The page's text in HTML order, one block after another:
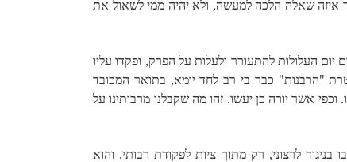
איזה שאלה הלכה למעשה, ולא יהיה ממי לשאול את
העלולות להתעורר ולעלות על הפרק, ופקדו עליו
"הרבנות" כבר בי רב לחד יומא, בתואר המכובד
אשר יורה כן יעשו. זהו מה שקבלנו מרבותינו על
לרצוני, רק מתוך ציות לפקודת רבותי. והוא